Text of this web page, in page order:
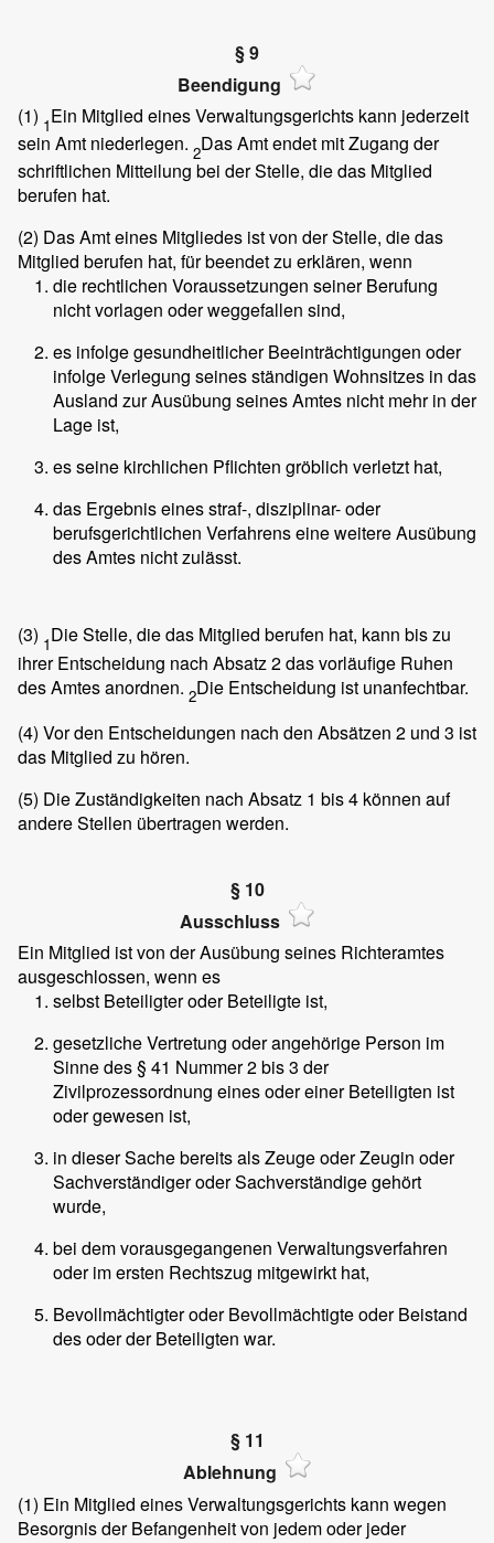
§ 9
Beendigung
(1) 1Ein Mitglied eines Verwaltungsgerichts kann jederzeit
sein Amt niederlegen. 2Das Amt endet mit Zugang der
schriftlichen Mitteilung bei der Stelle, die das Mitglied
berufen hat.
(2) Das Amt eines Mitgliedes ist von der Stelle, die das
Mitglied berufen hat, für beendet zu erklären, wenn
die rechtlichen Voraussetzungen seiner Berufung
nicht vorlagen oder weggefallen sind,
es infolge gesundheitlicher Beeinträchtigungen oder
infolge Verlegung seines ständigen Wohnsitzes in das
Ausland zur Ausübung seines Amtes nicht mehr in der
Lage ist,
es seine kirchlichen Pflichten gröblich verletzt hat,
das Ergebnis eines straf-, disziplinar- oder
berufsgerichtlichen Verfahrens eine weitere Ausübung
des Amtes nicht zulässt.
(3) 1Die Stelle, die das Mitglied berufen hat, kann bis zu
ihrer Entscheidung nach Absatz 2 das vorläufige Ruhen
des Amtes anordnen. 2Die Entscheidung ist unanfechtbar.
(4) Vor den Entscheidungen nach den Absätzen 2 und 3 ist
das Mitglied zu hören.
(5) Die Zuständigkeiten nach Absatz 1 bis 4 können auf
andere Stellen übertragen werden.
§ 10
Ausschluss
Ein Mitglied ist von der Ausübung seines Richteramtes
ausgeschlossen, wenn es
selbst Beteiligter oder Beteiligte ist,
gesetzliche Vertretung oder angehörige Person im
Sinne des § 41 Nummer 2 bis 3 der
Zivilprozessordnung eines oder einer Beteiligten ist
oder gewesen ist,
in dieser Sache bereits als Zeuge oder Zeugin oder
Sachverständiger oder Sachverständige gehört
wurde,
bei dem vorausgegangenen Verwaltungsverfahren
oder im ersten Rechtszug mitgewirkt hat,
Bevollmächtigter oder Bevollmächtigte oder Beistand
des oder der Beteiligten war.
§ 11
Ablehnung
(1) Ein Mitglied eines Verwaltungsgerichts kann wegen
Besorgnis der Befangenheit von jedem oder jeder